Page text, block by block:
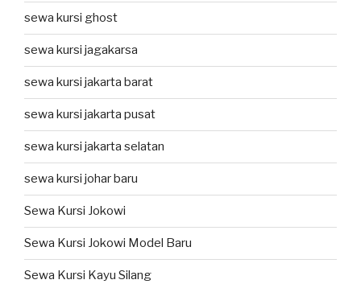
sewa kursi ghost
sewa kursi jagakarsa
sewa kursi jakarta barat
sewa kursi jakarta pusat
sewa kursi jakarta selatan
sewa kursi johar baru
Sewa Kursi Jokowi
Sewa Kursi Jokowi Model Baru
Sewa Kursi Kayu Silang